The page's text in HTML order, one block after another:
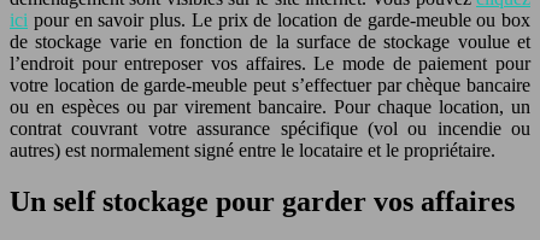
ici pour en savoir plus. Le prix de location de garde-meuble ou box
de stockage varie en fonction de la surface de stockage voulue et
l’endroit pour entreposer vos affaires. Le mode de paiement pour
votre location de garde-meuble peut s’effectuer par chèque bancaire
ou en espèces ou par virement bancaire. Pour chaque location, un
contrat couvrant votre assurance spécifique (vol ou incendie ou
autres) est normalement signé entre le locataire et le propriétaire.
Un self stockage pour garder vos affaires